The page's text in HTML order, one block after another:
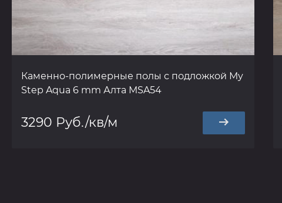
Каменно-полимерные полы с подложкой My
Step Aqua 6 mm Алта MSA54
3290 Руб./кв/м